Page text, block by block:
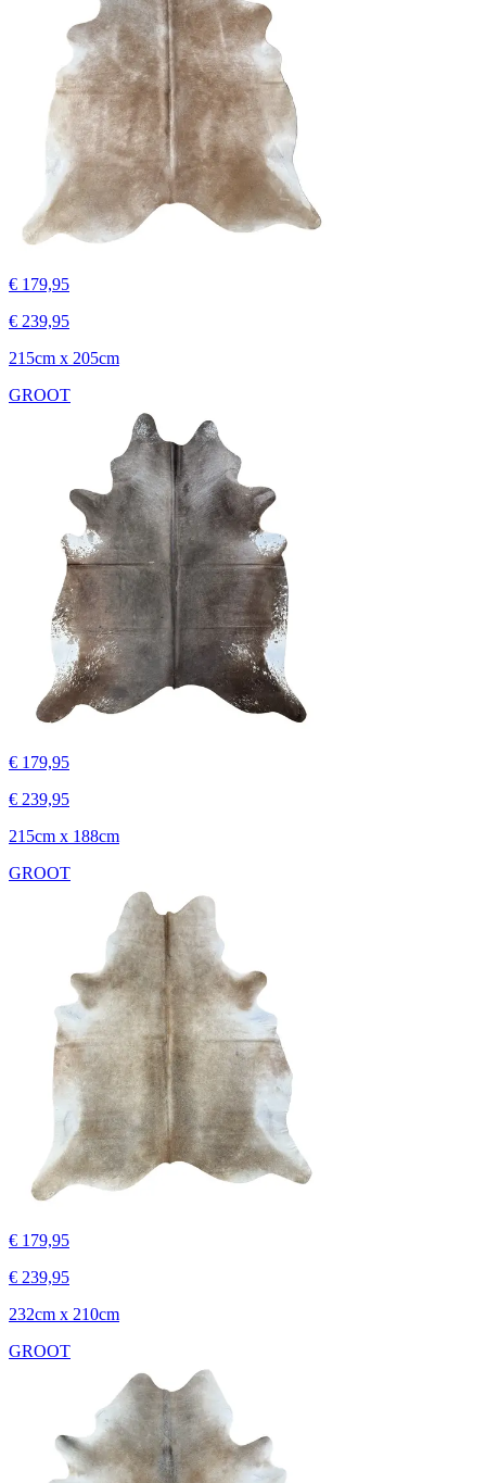
€ 179,95
€ 239,95
215cm x 205cm
GROOT
€ 179,95
€ 239,95
215cm x 188cm
GROOT
€ 179,95
€ 239,95
232cm x 210cm
GROOT